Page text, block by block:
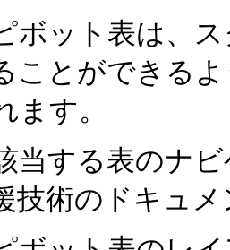
ボット表は、
ことができる
ます。
当する表のナ
技術のドキュ